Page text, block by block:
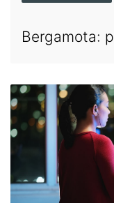
Bergamota: